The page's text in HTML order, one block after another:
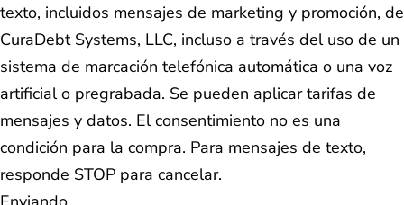
texto, incluidos mensajes de marketing y promoción, de
CuraDebt Systems, LLC, incluso a través del uso de un
sistema de marcación telefónica automática o una voz
artificial o pregrabada. Se pueden aplicar tarifas de
mensajes y datos. El consentimiento no es una
condición para la compra. Para mensajes de texto,
responde STOP para cancelar.